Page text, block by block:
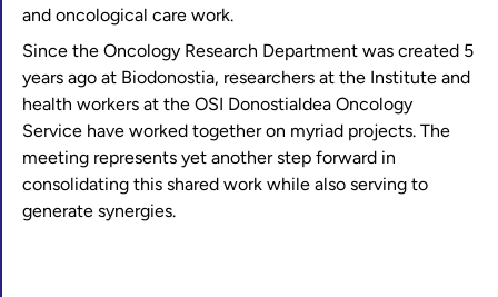
and oncological care work.
Since the Oncology Research Department was created 5
years ago at Biodonostia, researchers at the Institute and
health workers at the OSI Donostialdea Oncology
Service have worked together on myriad projects. The
meeting represents yet another step forward in
consolidating this shared work while also serving to
generate synergies.